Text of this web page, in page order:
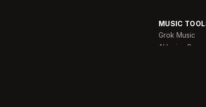
MUSIC
Grok Music
AI Lyrics